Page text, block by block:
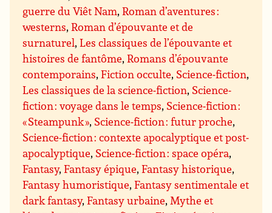
guerre du Viêt Nam,Roman d’aventures :
westerns,Roman d’épouvante et de
surnaturel,Les classiques de l’épouvante et
histoires de fantôme,Romans d’épouvante
contemporains,Fiction occulte, Science-fiction,
Les classiques de la science-fiction, Science-
fiction : voyage dans le temps, Science-fiction :
« Steampunk », Science-fiction : futur proche,
Science-fiction : contexte apocalyptique et post-
apocalyptique, Science-fiction : space opéra,
Fantasy,Fantasy épique,Fantasy historique,
Fantasy humoristique,Fantasy sentimentale et
dark fantasy,Fantasy urbaine,Mythe et